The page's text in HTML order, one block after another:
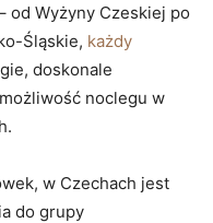
od⁢ Wyżyny Czeskiej‍ po‍
Śląskie, każdy‌
doskonale
noclegu⁢ w
w Czechach⁤ jest
do grupy